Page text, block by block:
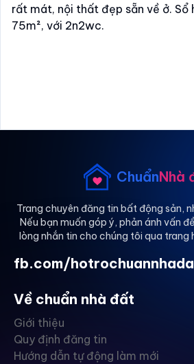
rất mát, nội thất đẹp sẵn về ở. Sổ
75m², với 2n2wc.
ChuẩnNhà
Trang chuyên đăng tin bất động sản,
Nếu bạn muốn góp ý, phản ánh vấn
lòng nhắn tin cho chúng tôi qua trang
fb.com/
Về chuẩn nhà đất
Giới thiệu
Quy định đăng tin
Hướng dẫn tự động làm mới